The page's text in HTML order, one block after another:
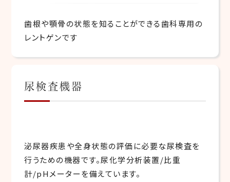
歯根や顎骨の状態を知ることができる歯科専用の
レントゲンです
尿検査機器
泌尿器疾患や全身状態の評価に必要な尿検査を
行うための機器です。尿化学分析装置/比重
計/pHメーターを備えています。